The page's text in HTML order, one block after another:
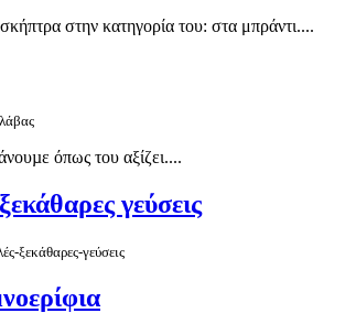
στην κατηγορία του: στα μπράντι....
όπως του αξίζει....
γεύσεις
γεύσεις